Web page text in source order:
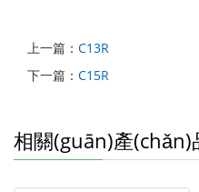
上一篇： C13R
下一篇： C15R
相關(guān)產(chǎn)